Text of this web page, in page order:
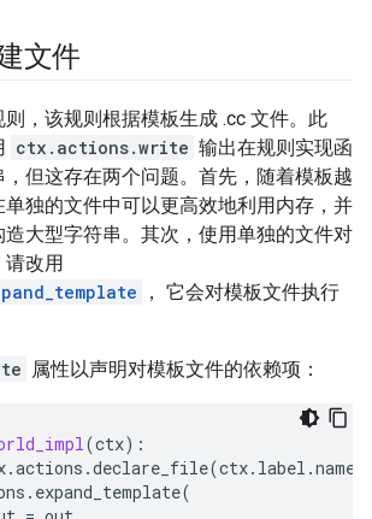
文件
，该规则根据模板生成 .cc 文件。此
ctx.actions.write 输出在规则实现函
但这存在两个问题。首先，随着模板越
独的文件中可以更高效地利用内存，并
大型字符串。其次，使用单独的文件对
请改用
， 它会对模板文件执行
属性以声明对模板文件的依赖项：
(ctx):
.actions .declare_file(ctx. label .name
. expand_template(